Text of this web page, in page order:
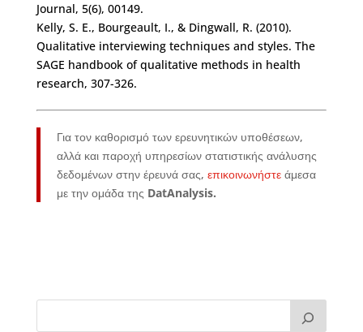
Journal, 5(6), 00149.
Kelly, S. E., Bourgeault, I., & Dingwall, R. (2010).
Qualitative interviewing techniques and styles. The
SAGE handbook of qualitative methods in health
research, 307-326.
Για τον καθορισμό των ερευνητικών υποθέσεων,
αλλά και παροχή υπηρεσίων στατιστικής ανάλυσης
δεδομένων στην έρευνά σας, επικοινωνήστεάμεσα
με την ομάδα της DatAnalysis.